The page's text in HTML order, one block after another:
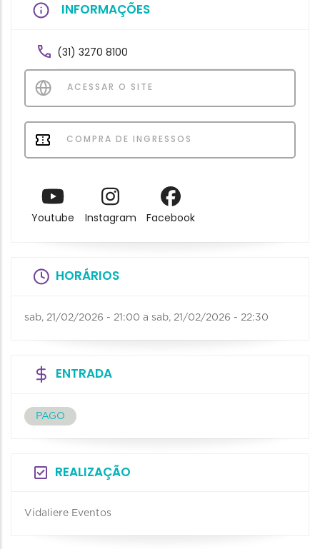
INFORMAÇÕES
(31) 3270 8100
ACESSAR O SITE
COMPRA DE INGRESSOS
Youtube Instagram Facebook
HORÁRIOS
sab, 21/02/2026 - 21:00 a sab, 21/02/2026 - 22:30
ENTRADA
PAGO
REALIZAÇÃO
Vidaliere Eventos